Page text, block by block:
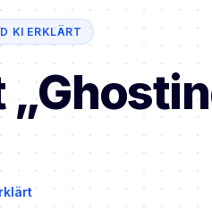
KI ERKLÄRT